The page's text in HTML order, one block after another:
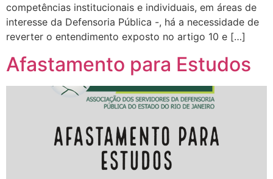
competências institucionais e individuais, em áreas de
interesse da Defensoria Pública -, há a necessidade de
reverter o entendimento exposto no artigo 10 e […]
Afastamento para Estudos